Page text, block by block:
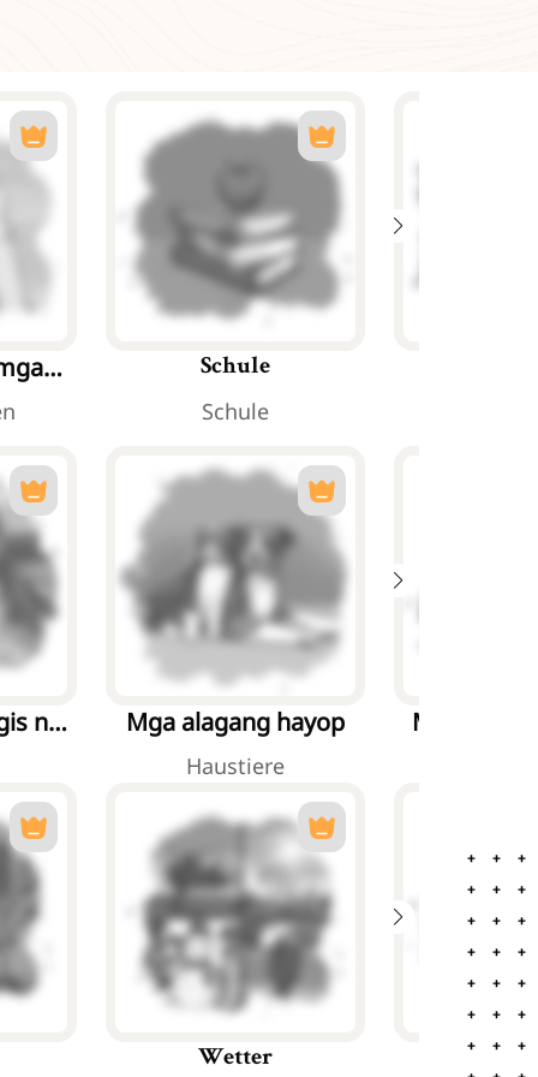
Schule
Schule
na
Mga alagang hayop
Haustiere
Mga
Wetter Mga